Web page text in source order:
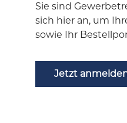
Sie sind
sich hier an, um
sowie Ihr
Jetzt